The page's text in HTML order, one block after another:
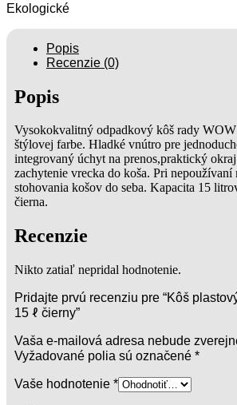
Ekologické
Popis
Recenzie (0)
Popis
Vysokokvalitný odpadkový kôš rady
štýlovej farbe. Hladké vnútro pre
integrovaný úchyt na prenos,praktický okraj
zachytenie vrecka do koša. Pri nepoužívaní
stohovania košov do seba. Kapacita 15
čierna.
Recenzie
Nikto zatiaľ nepridal hodnotenie.
Pridajte prvú recenziu pre “Kôš
15 ℓ čierny”
Vaša e-mailová adresa nebude
Vyžadované polia sú označené *
Vaše hodnotenie *